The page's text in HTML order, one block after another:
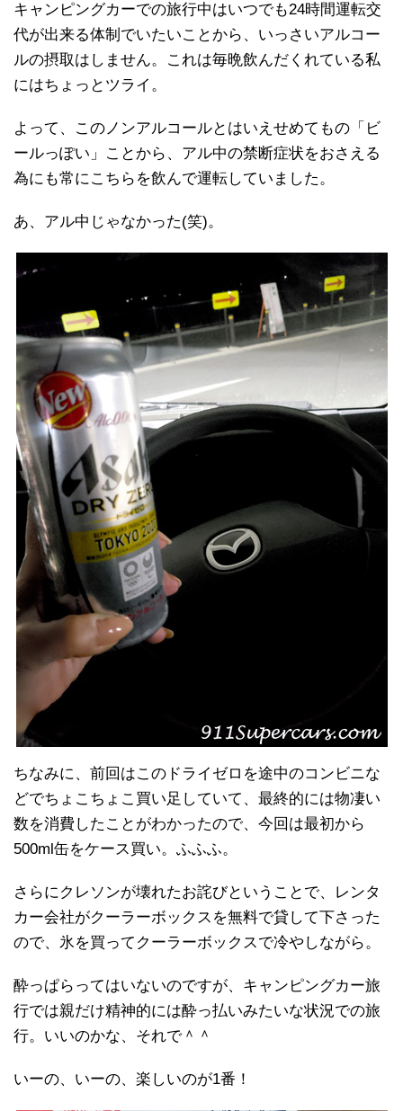
キャンピングカーでの旅行中はいつでも24時間運転交
代が出来る体制でいたいことから、いっさいアルコー
ルの摂取はしません。これは毎晩飲んだくれている私
にはちょっとツライ。
よって、このノンアルコールとはいえせめてもの「ビ
ールっぽい」ことから、アル中の禁断症状をおさえる
為にも常にこちらを飲んで運転していました。
あ、アル中じゃなかった(笑)。
ちなみに、前回はこのドライゼロを途中のコンビニな
どでちょこちょこ買い足していて、最終的には物凄い
数を消費したことがわかったので、今回は最初から
500ml缶をケース買い。ふふふ。
さらにクレソンが壊れたお詫びということで、レンタ
カー会社がクーラーボックスを無料で貸して下さった
ので、氷を買ってクーラーボックスで冷やしながら。
酔っぱらってはいないのですが、キャンピングカー旅
行では親だけ精神的には酔っ払いみたいな状況での旅
行。いいのかな、それで＾＾
いーの、いーの、楽しいのが1番！